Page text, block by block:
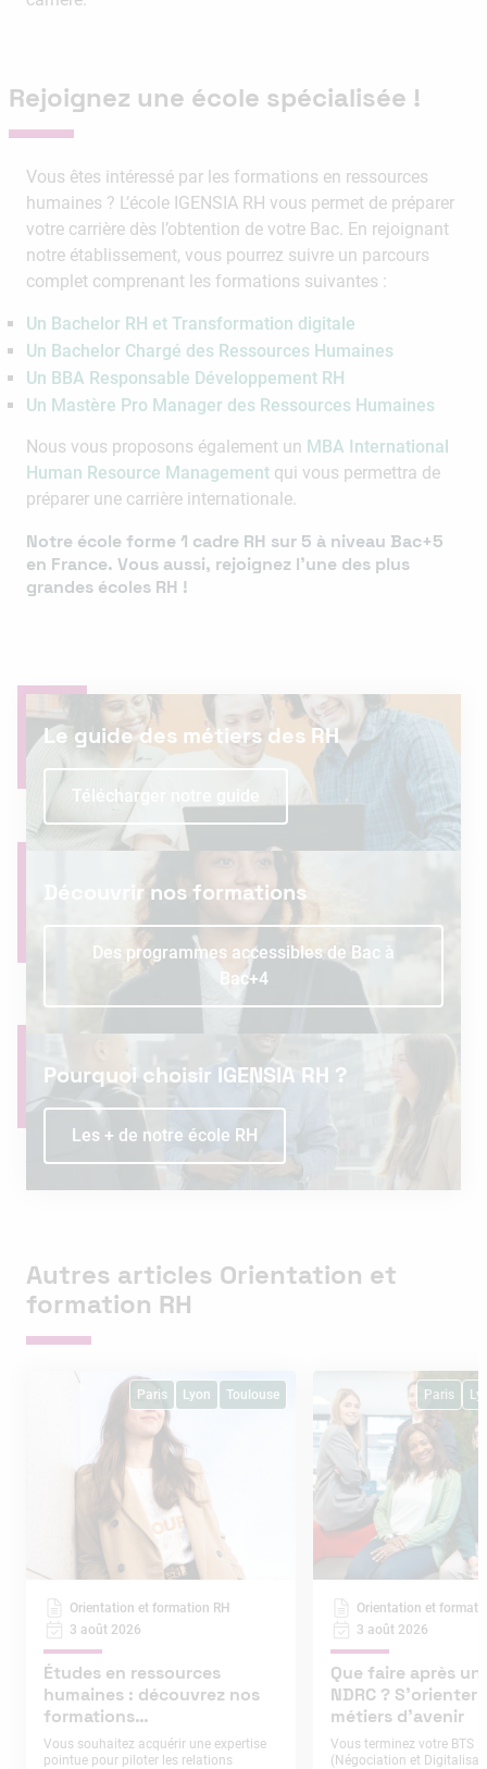
Rejoignez une école spécialisée !
Vous êtes intéressé par les formations en ressources
humaines ? L’école IGENSIA RH vous permet de préparer
votre carrière dès l’obtention de votre Bac. En rejoignant
notre établissement, vous pourrez suivre un parcours
complet comprenant les formations suivantes :
Un Bachelor RH et Transformation digitale
Un Bachelor Chargé des Ressources Humaines
Un BBA Responsable Développement RH
Un Mastère Pro Manager des Ressources Humaines
Nous vous proposons également un MBA International
Human Resource Management qui vous permettra de
préparer une carrière internationale.
Notre école forme 1 cadre RH sur 5 à niveau Bac+5
en France. Vous aussi, rejoignez l’une des plus
grandes écoles RH !
Le guide des métiers des RH
Télécharger notre guide
Découvrir nos formations
Des programmes accessibles de Bac à
Bac+4
Pourquoi choisir IGENSIA RH ?
Les + de notre école RH
Autres articles Orientation et
formation RH
Paris Lyon Toulouse
Orientation et formation RH
3 août 2026
Études en ressources
humaines : découvrez nos
formations
professionnalisantes
Vous souhaitez acquérir une expertise
pointue pour piloter les relations
Paris
Orientation et
3 août 2026
Que faire après un
NDRC ? S’orienter
métiers d’avenir
Vous terminez votre BTS
(Négociation et